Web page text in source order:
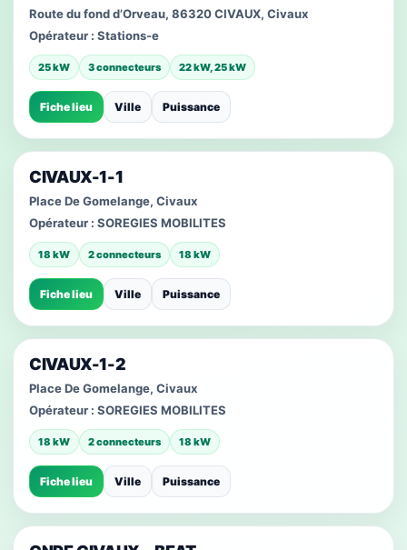
Route du fond d’Orveau, 86320 CIVAUX, Civaux
Opérateur : Stations-e
25 kW 3 connecteurs 22 kW, 25 kW
Fiche lieu Ville Puissance
CIVAUX-1-1
Place De Gomelange, Civaux
Opérateur : SOREGIES MOBILITES
18 kW 2 connecteurs 18 kW
Fiche lieu Ville Puissance
CIVAUX-1-2
Place De Gomelange, Civaux
Opérateur : SOREGIES MOBILITES
18 kW 2 connecteurs 18 kW
Fiche lieu Ville Puissance